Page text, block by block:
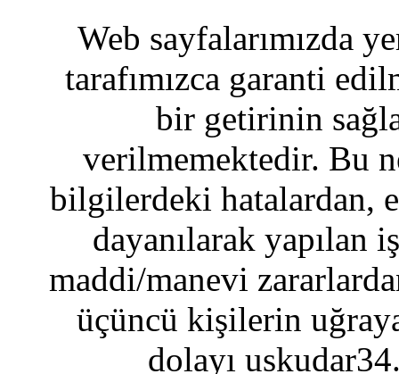
Web sayfalarımızda
tarafımızca garanti
bir getirinin
verilmemektedir. Bu
bilgilerdeki hatalardan,
dayanılarak yapılan
maddi/manevi
üçüncü kişilerin
dolayı